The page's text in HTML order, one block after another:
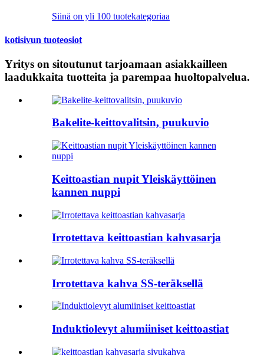
Siinä on yli 100 tuotekategoriaa
kotisivun tuoteosiot
Yritys on sitoutunut tarjoamaan asiakkailleen
laadukkaita tuotteita ja parempaa huoltopalvelua.
Bakelite-keittovalitsin, puukuvio
Keittoastian nupit Yleiskäyttöinen
kannen nuppi
Irrotettava keittoastian kahvasarja
Irrotettava kahva SS-teräksellä
Induktiolevyt alumiiniset keittoastiat